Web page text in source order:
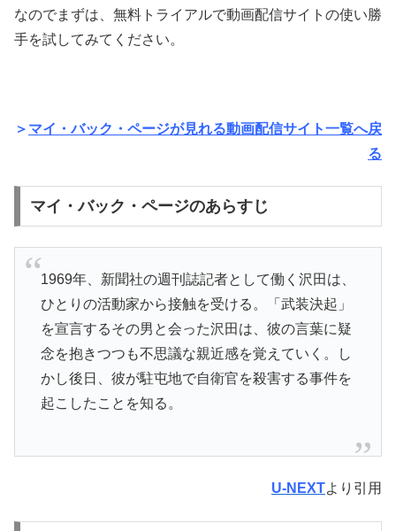
なのでまずは、無料トライアルで動画配信サイトの使い勝
手を試してみてください。
＞ マイ・バック・ページが見れる動画配信サイト一覧へ戻
る
マイ・バック・ページのあらすじ
1969年、新聞社の週刊誌記者として働く沢田は、
ひとりの活動家から接触を受ける。「武装決起」
を宣言するその男と会った沢田は、彼の言葉に疑
念を抱きつつも不思議な親近感を覚えていく。し
かし後日、彼が駐屯地で自衛官を殺害する事件を
起こしたことを知る。
U-NEXTより引用